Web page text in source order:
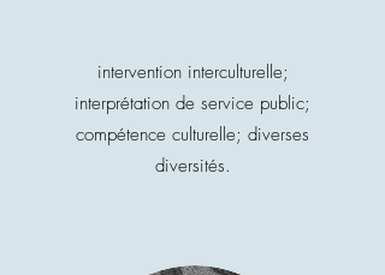
intervention interculturelle;
interprétation de service public;
compétence culturelle; diverses
diversités.